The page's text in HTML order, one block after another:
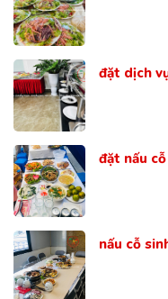
đặt dịch
đặt nấu
nấu cỗ